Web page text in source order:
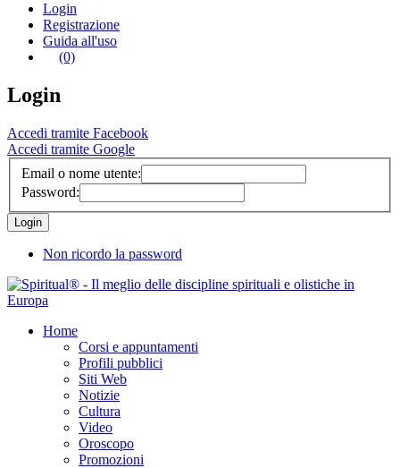
Login
Registrazione
Guida all'uso
(0)
Login
Accedi tramite Facebook
Accedi tramite Google
Email o nome utente:
Password:
Non ricordo la password
Home
Corsi e appuntamenti
Profili pubblici
Siti Web
Notizie
Cultura
Video
Oroscopo
Promozioni